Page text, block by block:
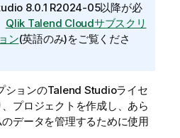
8.0.1 R2024-05以降が必
Qlik Talend Cloudサブスクリ
ン(英語のみ)をご覧くださ
ションのTalend Studioライセ
プロジェクトを作成し、あら
データを管理するために使用